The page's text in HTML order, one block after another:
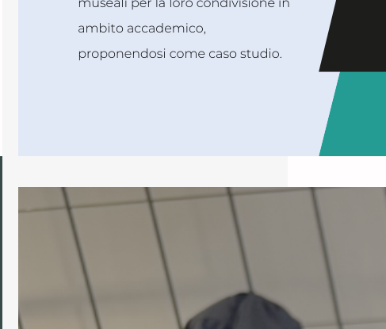
Il progetto TOCC alla Notte delle
Ricercatrici e dei Ricercatori di
Torino
Siamo stati alla Notte delle
Ricercatrici e Ricercatori (U-